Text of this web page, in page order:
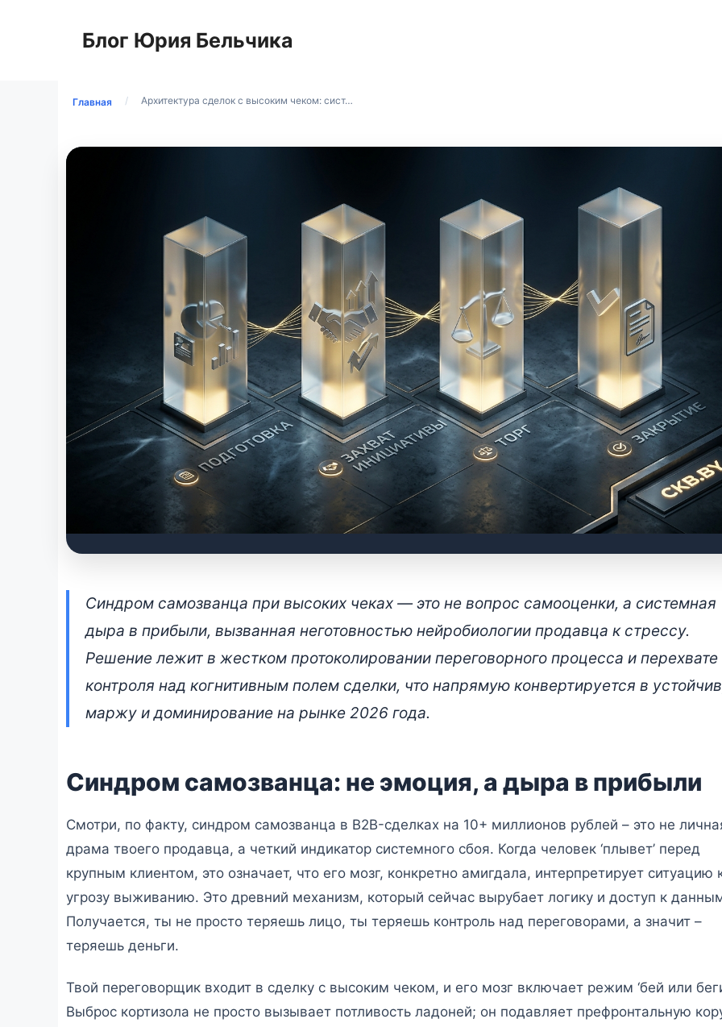
содержимомуБлог Юрия Бельчика
Главная / Архитектура сделок с высоким чеком: сист…
Архитектура сделок с высоким чеком:
системное преодоление финансового потолка
21 апреля 2026 • 👁 3 623 прочтений
Синдром самозванца при высоких чеках — это не вопрос самооценки, а системная
дыра в прибыли, вызванная неготовностью нейробиологии продавца к стрессу.
Решение лежит в жестком протоколировании переговорного процесса и перехвате
контроля над когнитивным полем сделки, что напрямую конвертируется в
маржу и доминирование на рынке 2026 года.
Синдром самозванца: не эмоция, а дыра в прибыли
Смотри, по факту, синдром самозванца в B2B-сделках на 10+ миллионов рублей – это не
драма твоего продавца, а четкий индикатор системного сбоя. Когда человек ‘плывет’ перед
крупным клиентом, это означает, что его мозг, конкретно амигдала, интерпретирует ситуацию
угрозу выживанию. Это древний механизм, который сейчас вырубает логику и доступ к
Получается, ты не просто теряешь лицо, ты теряешь контроль над переговорами, а значит –
теряешь деньги.
Твой переговорщик входит в сделку с высоким чеком, и его мозг включает режим ‘бей или
Выброс кортизола не просто вызывает потливость ладоней; он подавляет префронтальную